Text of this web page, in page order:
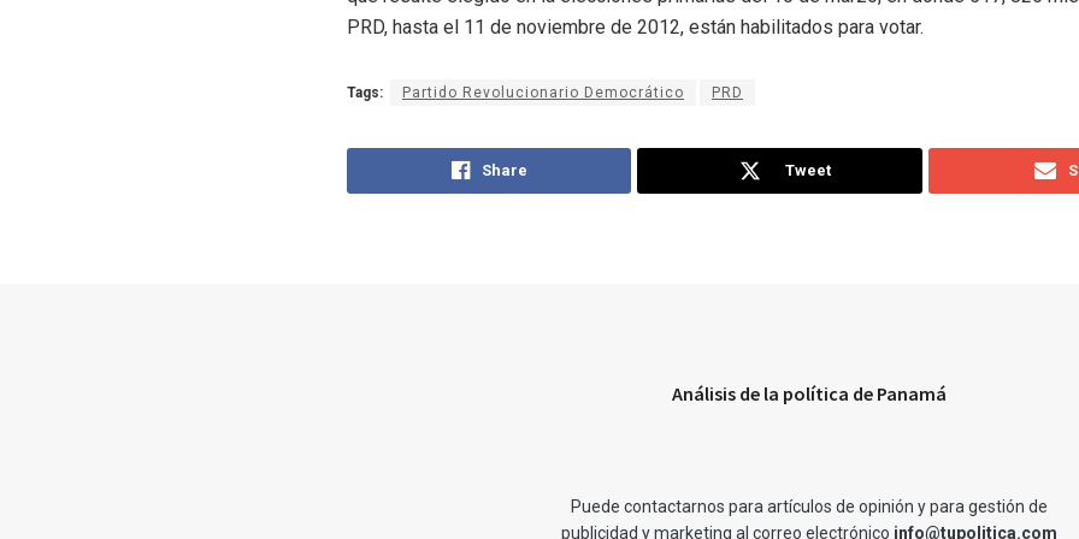
PRD, hasta el 11 de noviembre de 2012, están habilitados para votar.
Tags: Partido Revolucionario Democrático PRD
Share Tweet
Análisis de la política de Panamá
Puede contactarnos para artículos de opinión y para gestión de
publicidad y marketing al correo electrónico info@tupolitica.com